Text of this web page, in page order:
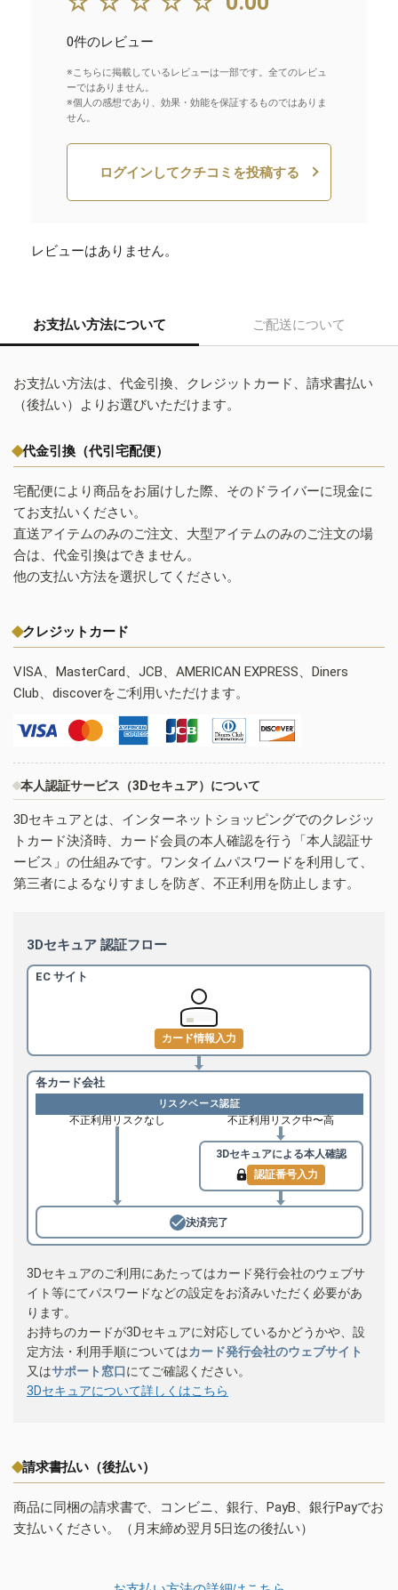
0件のレビュー
※こちらに掲載しているレビューは一部です。全てのレビュ
ーではありません。
※個人の感想であり、効果・効能を保証するものではありま
せん。
ログインしてクチコミを投稿する
レビューはありません。
お支払い方法について ご配送について
お支払い方法は、代金引換、クレジットカード、請求書払い
（後払い）よりお選びいただけます。
代金引換（代引宅配便）
宅配便により商品をお届けした際、そのドライバーに現金に
てお支払いください。
直送アイテムのみのご注文、大型アイテムのみのご注文の場
合は、代金引換はできません。
他の支払い方法を選択してください。
クレジットカード
VISA、MasterCard、JCB、AMERICAN EXPRESS、Diners
Club、discoverをご利用いただけます。
本人認証サービス（3Dセキュア）について
3Dセキュアとは、インターネットショッピングでのクレジッ
トカード決済時、カード会員の本人確認を行う「本人認証サ
ービス」の仕組みです。ワンタイムパスワードを利用して、
第三者によるなりすましを防ぎ、不正利用を防止します。
3Dセキュア 認証フロー
EC サイト
カード情報入力
各カード会社
リスクベース認証
不正利用リスクなし 不正利用リスク中〜高
3Dセキュアによる本人確認
認証番号入力
決済完了
3Dセキュアのご利用にあたってはカード発行会社のウェブサ
イト等にてパスワードなどの設定をお済みいただく必要があ
ります。
お持ちのカードが3Dセキュアに対応しているかどうかや、設
定方法・利用手順についてはカード発行会社のウェブサイト
又はサポート窓口にてご確認ください。
3Dセキュアについて詳しくはこちら
請求書払い（後払い）
商品に同梱の請求書で、コンビニ、銀行、PayB、銀行Payでお
支払いください。（月末締め翌月5日迄の後払い）